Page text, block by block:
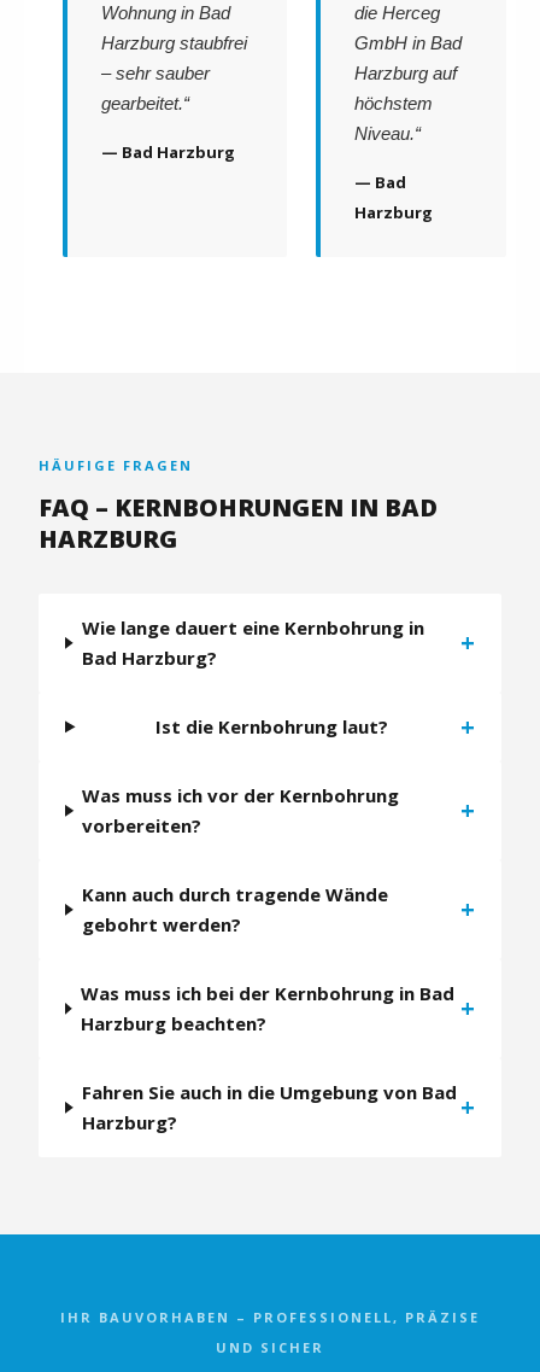
Wohnung in Bad
Harzburg staubfrei
– sehr sauber
gearbeitet.“
— Bad Harzburg
die Herceg
GmbH in Bad
Harzburg auf
höchstem
Niveau.“
— Bad
Harzburg
HÄUFIGE FRAGEN
FAQ – KERNBOHRUNGEN IN BAD
HARZBURG
Wie lange dauert eine Kernbohrung in
Bad Harzburg?
+
Ist die Kernbohrung laut? +
Was muss ich vor der Kernbohrung
vorbereiten?
+
Kann auch durch tragende Wände
gebohrt werden?
+
Was muss ich bei der Kernbohrung in Bad
Harzburg beachten?
+
Fahren Sie auch in die Umgebung von Bad
Harzburg?
+
IHR BAUVORHABEN – PROFESSIONELL, PRÄZISE
UND SICHER